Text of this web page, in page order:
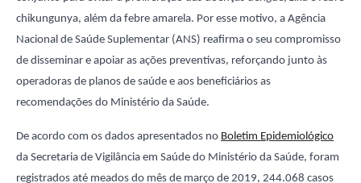
chikungunya, além da febre amarela. Por esse motivo, a Agência
Nacional de Saúde Suplementar (ANS) reafirma o seu compromisso
de disseminar e apoiar as ações preventivas, reforçando junto às
operadoras de planos de saúde e aos beneficiários as
recomendações do Ministério da Saúde.
De acordo com os dados apresentados no Boletim Epidemiológico
da Secretaria de Vigilância em Saúde do Ministério da Saúde, foram
registrados até meados do mês de março de 2019, 244.068 casos